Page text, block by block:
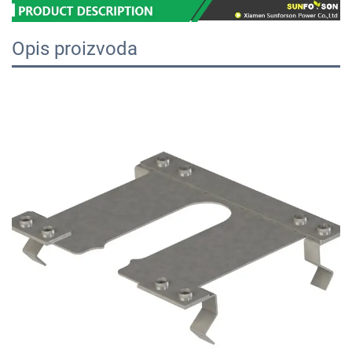
Opis proizvoda